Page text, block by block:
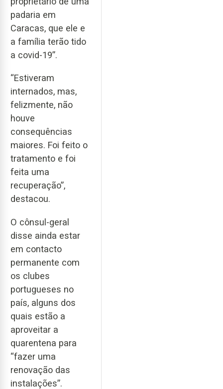
padaria em
Caracas, que ele e
a família terão tido
a covid-19”.
“Estiveram
internados, mas,
felizmente, não
houve
consequências
maiores. Foi feito o
tratamento e foi
feita uma
recuperação”,
destacou.
O cônsul-geral
disse ainda estar
em contacto
permanente com
os clubes
portugueses no
país, alguns dos
quais estão a
aproveitar a
quarentena para
“fazer uma
renovação das
instalações”.